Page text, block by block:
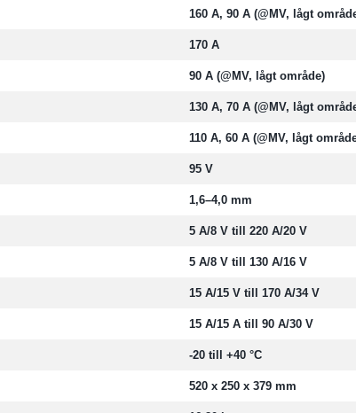
160 A, 90 A (@MV, lågt
170 A
90 A (@MV, lågt område)
130 A, 70 A (@MV, lågt
110 A, 60 A (@MV, lågt
95 V
1,6–4,0 mm
5 A/8 V till 220 A/20 V
5 A/8 V till 130 A/16 V
15 A/15 V till 170 A/34 V
15 A/15 A till 90 A/30 V
-20 till +40 °C
520 x 250 x 379 mm